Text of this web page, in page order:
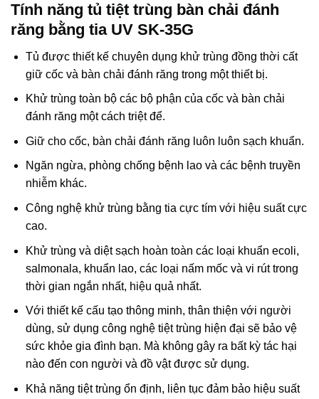
Tính năng tủ tiệt trùng bàn chải đánh
răng bằng tia UV SK-35G
Tủ được thiết kế chuyên dụng khử trùng đồng thời cất
giữ cốc và bàn chải đánh răng trong một thiết bị.
Khử trùng toàn bộ các bộ phận của cốc và bàn chải
đánh răng một cách triệt để.
Giữ cho cốc, bàn chải đánh răng luôn luôn sạch khuẩn.
Ngăn ngừa, phòng chống bệnh lao và các bệnh truyền
nhiễm khác.
Công nghệ khử trùng bằng tia cực tím với hiệu suất cực
cao.
Khử trùng và diệt sạch hoàn toàn các loại khuẩn ecoli,
salmonala, khuẩn lao, các loại nấm mốc và vi rút trong
thời gian ngắn nhất, hiệu quả nhất.
Với thiết kế cấu tạo thông minh, thân thiện với người
dùng, sử dụng công nghệ tiệt trùng hiện đại sẽ bảo vệ
sức khỏe gia đình bạn. Mà không gây ra bất kỳ tác hại
nào đến con người và đồ vật được sử dụng.
Khả năng tiệt trùng ổn định, liên tục đảm bảo hiệu suất